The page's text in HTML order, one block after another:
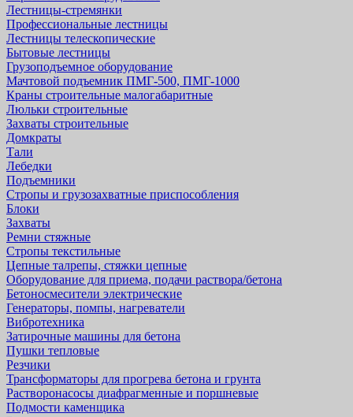
Лестницы-стремянки
Профессиональные лестницы
Лестницы телескопические
Бытовые лестницы
Грузоподъемное оборудование
Мачтовой подъемник ПМГ-500, ПМГ-1000
Краны строительные малогабаритные
Люльки строительные
Захваты строительные
Домкраты
Тали
Лебедки
Подъемники
Стропы и грузозахватные приспособления
Блоки
Захваты
Ремни стяжные
Стропы текстильные
Цепные талрепы, стяжки цепные
Оборудование для приема, подачи раствора/бетона
Бетоносмесители электрические
Генераторы, помпы, нагреватели
Вибротехника
Затирочные машины для бетона
Пушки тепловые
Резчики
Трансформаторы для прогрева бетона и грунта
Растворонасосы диафрагменные и поршневые
Подмости каменщика